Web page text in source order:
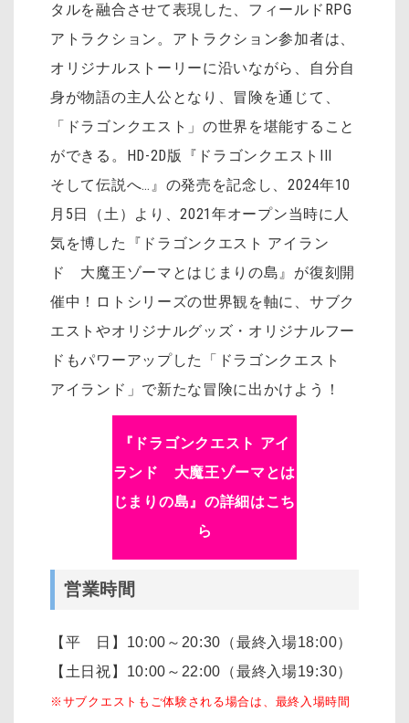
タルを融合させて表現した、フィールドRPG
アトラクション。アトラクション参加者は、
オリジナルストーリーに沿いながら、自分自
身が物語の主人公となり、冒険を通じて、
「ドラゴンクエスト」の世界を堪能すること
ができる。HD-2D版『ドラゴンクエストIII
そして伝説へ…』の発売を記念し、2024年10
月5日（土）より、2021年オープン当時に人
気を博した『ドラゴンクエスト アイラン
ド 大魔王ゾーマとはじまりの島』が復刻開
催中！ロトシリーズの世界観を軸に、サブク
エストやオリジナルグッズ・オリジナルフー
ドもパワーアップした「ドラゴンクエスト
アイランド」で新たな冒険に出かけよう！
『ドラゴンクエスト アイ
ランド 大魔王ゾーマとは
じまりの島』の詳細はこち
ら
営業時間
【平 日】10:00～20:30（最終入場18:00）
【土日祝】10:00～22:00（最終入場19:30）
※サブクエストもご体験される場合は、最終入場時間